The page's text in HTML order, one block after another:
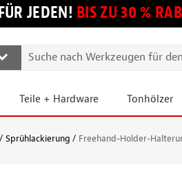
JEDEN! BIS ZU 30 %
Teile + Hardware Tonhölzer
Sprühlackierung Freehand-Holder-